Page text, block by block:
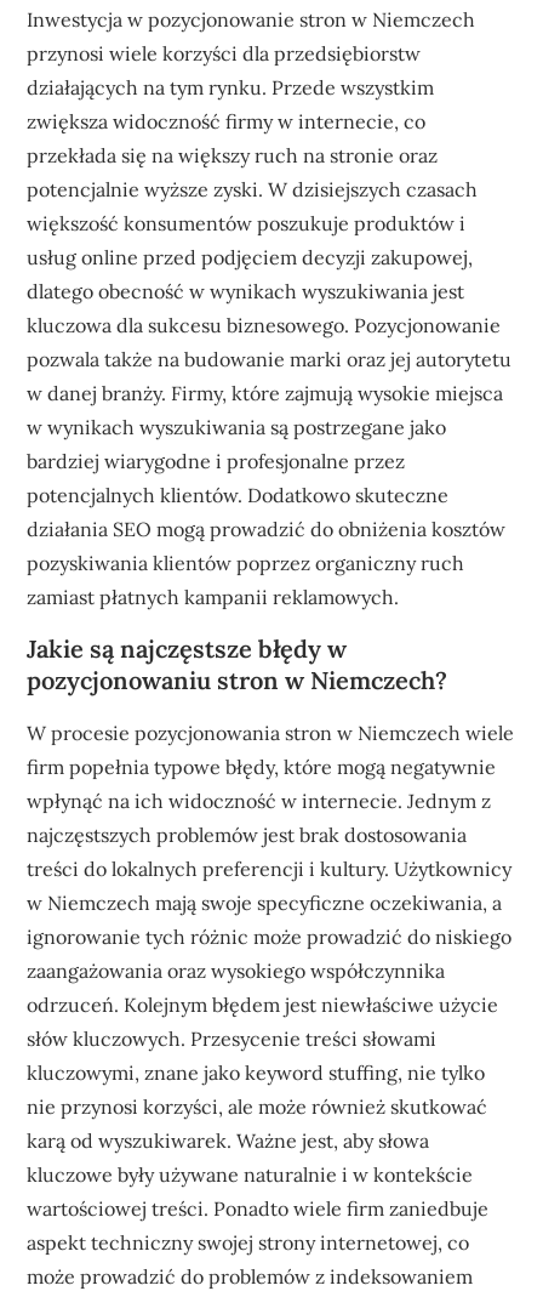
Inwestycja w pozycjonowanie stron w Niemczech
przynosi wiele korzyści dla przedsiębiorstw
działających na tym rynku. Przede wszystkim
zwiększa widoczność firmy w internecie, co
przekłada się na większy ruch na stronie oraz
potencjalnie wyższe zyski. W dzisiejszych czasach
większość konsumentów poszukuje produktów i
usług online przed podjęciem decyzji zakupowej,
dlatego obecność w wynikach wyszukiwania jest
kluczowa dla sukcesu biznesowego. Pozycjonowanie
pozwala także na budowanie marki oraz jej autorytetu
w danej branży. Firmy, które zajmują wysokie miejsca
w wynikach wyszukiwania są postrzegane jako
bardziej wiarygodne i profesjonalne przez
potencjalnych klientów. Dodatkowo skuteczne
działania SEO mogą prowadzić do obniżenia kosztów
pozyskiwania klientów poprzez organiczny ruch
zamiast płatnych kampanii reklamowych.
Jakie są najczęstsze błędy w
pozycjonowaniu stron w Niemczech?
W procesie pozycjonowania stron w Niemczech wiele
firm popełnia typowe błędy, które mogą negatywnie
wpłynąć na ich widoczność w internecie. Jednym z
najczęstszych problemów jest brak dostosowania
treści do lokalnych preferencji i kultury. Użytkownicy
w Niemczech mają swoje specyficzne oczekiwania, a
ignorowanie tych różnic może prowadzić do niskiego
zaangażowania oraz wysokiego współczynnika
odrzuceń. Kolejnym błędem jest niewłaściwe użycie
słów kluczowych. Przesycenie treści słowami
kluczowymi, znane jako keyword stuffing, nie tylko
nie przynosi korzyści, ale może również skutkować
karą od wyszukiwarek. Ważne jest, aby słowa
kluczowe były używane naturalnie i w kontekście
wartościowej treści. Ponadto wiele firm zaniedbuje
aspekt techniczny swojej strony internetowej, co
może prowadzić do problemów z indeksowaniem